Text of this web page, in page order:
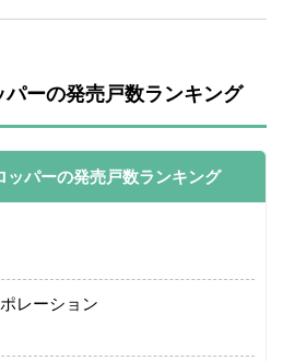
ーの発売戸数ランキング
ッパーの発売戸数ランキング
レーション